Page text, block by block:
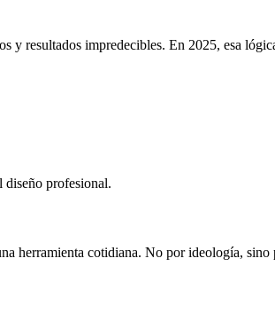
y resultados impredecibles. En 2025, esa
diseño profesional.
herramienta cotidiana. No por ideología,